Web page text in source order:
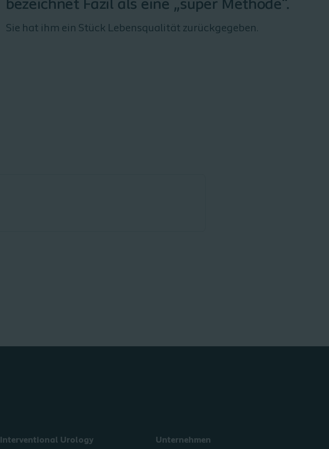
bezeichnet Fazil als eine „super Methode“.
Sie hat ihm ein Stück Lebensqualität zurückgegeben.
Interventional Urology Unternehmen